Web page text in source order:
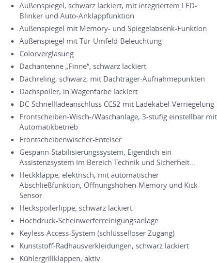
Außenspiegel, schwarz lackiert, mit integriertem LED-
Blinker und Auto-Anklappfunktion
Außenspiegel mit Memory- und Spiegelabsenk-Funktion
Außenspiegel mit Tür-Umfeld-Beleuchtung
Colorverglasung
Dachantenne „Finne“, schwarz lackiert
Dachreling, schwarz, mit Dachträger-Aufnahmepunkten
Dachspoiler, in Wagenfarbe lackiert
DC-Schnellladeanschluss CCS2 mit Ladekabel-Verriegelung
Frontscheiben-Wisch-/Waschanlage, 3-stufig einstellbar mit
Automatikbetrieb
Frontscheibenwischer-Enteiser
Gespann-Stabilisierungssystem, Eigentlich ein
Assistenzsystem im Bereich Technik und Sicherheit...
Heckklappe, elektrisch, mit automatischer
Abschließfunktion, Öffnungshöhen-Memory und Kick-
Sensor
Heckspoilerlippe, schwarz lackiert
Hochdruck-Scheinwerferreinigungsanlage
Keyless-Access-System (schlüsselloser Zugang)
Kunststoff-Radhausverkleidungen, schwarz lackiert
Kühlergrillklappen, aktiv